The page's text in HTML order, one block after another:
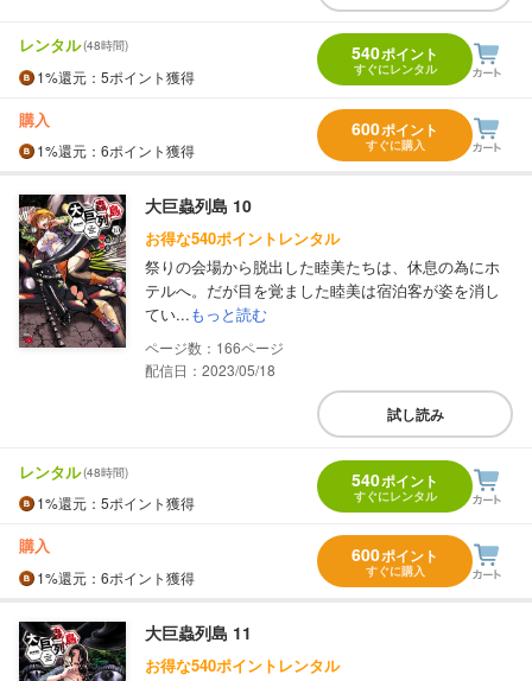
レンタル(48時間)
1%還元 ：5ポイント獲得
540ポイント
すぐにレンタル
購入
1%還元 ：6ポイント獲得
600ポイント
すぐに購入
大巨蟲列島 10
お得な540ポイントレンタル
祭りの会場から脱出した睦美たちは、休息の為にホ
テルへ。だが目を覚ました睦美は宿泊客が姿を消し
てい...もっと読む
166
配信日：2023/05/18
試し読み
レンタル(48時間)
1%還元 ：5ポイント獲得
540ポイント
すぐにレンタル
購入
1%還元 ：6ポイント獲得
600ポイント
すぐに購入
大巨蟲列島 11
お得な540ポイントレンタル